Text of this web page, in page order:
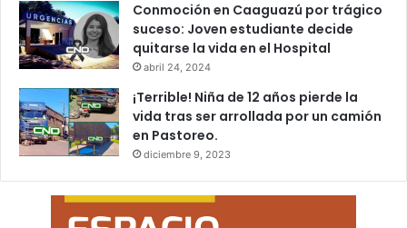
Conmoción en Caaguazú por trágico
suceso: Joven estudiante decide
quitarse la vida en el Hospital
abril 24, 2024
¡Terrible! Niña de 12 años pierde la
vida tras ser arrollada por un camión
en Pastoreo.
diciembre 9, 2023